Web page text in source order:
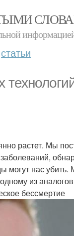
статьи
растет. Мы
могут нас
из аналогов
бессмертие